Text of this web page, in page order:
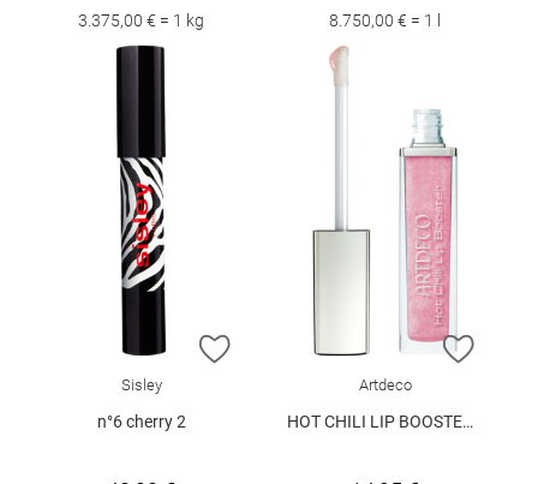
3.375,00 € = 1 kg 8.750,00 € = 1 l
ZUR WUNSCHLISTE HINZUFÜGEN
Sisley
n°6 cherry 2
ZUR
Artdeco
HOT CHILI LIP BOOSTER 4